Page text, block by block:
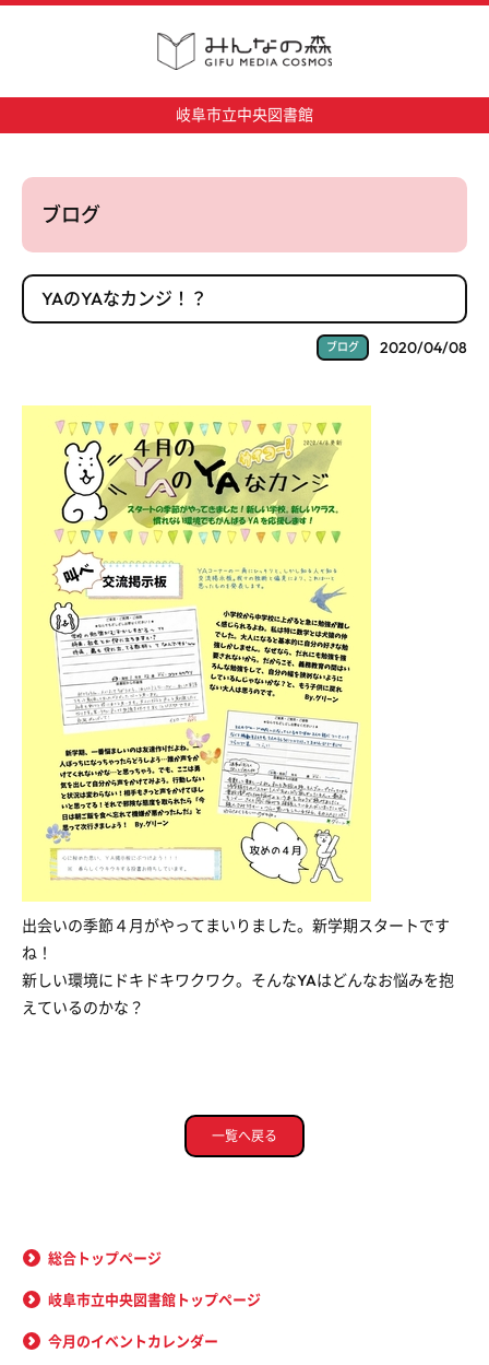
岐阜市立中央図書館
ブログ
YAのYAなカンジ！？
ブログ 2020/04/08
出会いの季節４月がやってまいりました。新学期スタートです
ね！
新しい環境にドキドキワクワク。そんなYAはどんなお悩みを抱
えているのかな？
一覧へ戻る
総合トップページ
岐阜市立中央図書館トップページ
今月のイベントカレンダー